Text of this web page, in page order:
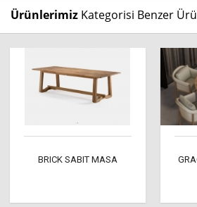
Ürünlerimiz Kategorisi Benzer
BRICK SABIT MASA